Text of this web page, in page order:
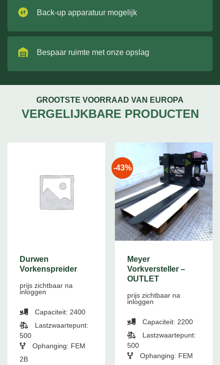
Back-up apparatuur mogelijk
Bespaar ruimte met onze opslag
GROOTSTE VOORRAAD VAN EUROPA
VERGELIJKBARE PRODUCTEN
Durwen
Vorkenspreider
prijs zichtbaar na
inloggen
Capaciteit: 2400
Lastzwaartepunt:
500
Ophanging: FEM
2B
-43%
Meyer
Vorkversteller –
OUTLET
prijs zichtbaar na
inloggen
Capaciteit: 2200
Lastzwaartepunt:
500
Ophanging: FEM